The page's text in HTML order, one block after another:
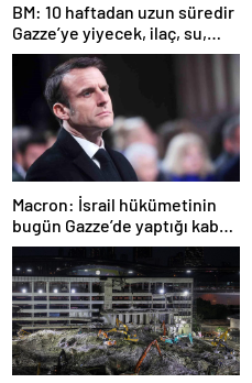
BM: 10 haftadan uzun süredir
Gazze’ye yiyecek, ilaç, su,
çadır girmedi
Macron: İsrail hükümetinin
bugün Gazze’de yaptığı kabul
edilemez